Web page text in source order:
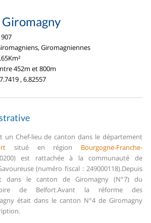
Giromagniennes
452m et 800m
, 6.82557
un Chef-lieu de canton dans le département
situé en région Bourgogne-Franche-
est rattachée à la communauté de
(numéro fiscal : 249000118).Depuis
dans le canton de Giromagny (N°7) du
de Belfort.Avant la réforme des
était dans le canton N°4 de Giromagny